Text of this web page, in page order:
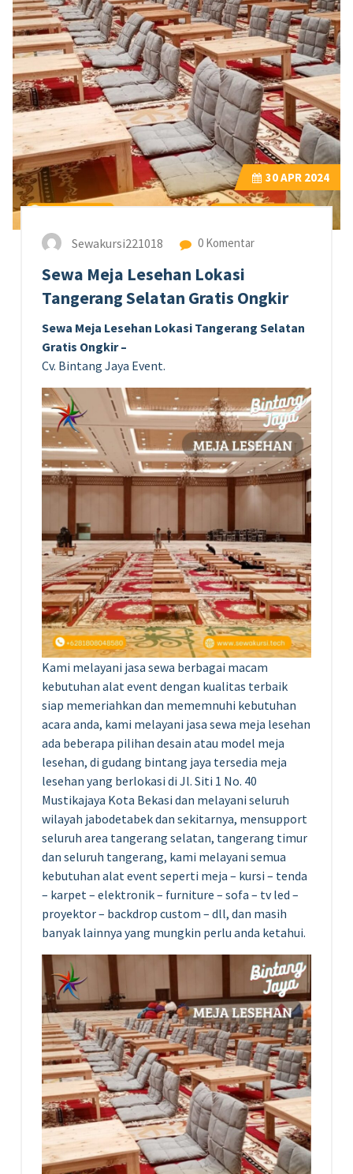
30APR 2024
Sewakursi221018 0 Komentar
Sewa Meja Lesehan Lokasi
Tangerang Selatan Gratis Ongkir
Sewa Meja Lesehan Lokasi Tangerang Selatan
Gratis Ongkir –
Cv. Bintang Jaya Event.
Kami melayani jasa sewa berbagai macam
kebutuhan alat event dengan kualitas terbaik
siap memeriahkan dan mememnuhi kebutuhan
acara anda, kami melayani jasa sewa meja lesehan
ada beberapa pilihan desain atau model meja
lesehan, di gudang bintang jaya tersedia meja
lesehan yang berlokasi di Jl. Siti 1 No. 40
Mustikajaya Kota Bekasi dan melayani seluruh
wilayah jabodetabek dan sekitarnya, mensupport
seluruh area tangerang selatan, tangerang timur
dan seluruh tangerang, kami melayani semua
kebutuhan alat event seperti meja – kursi – tenda
– karpet – elektronik – furniture – sofa – tv led –
proyektor – backdrop custom – dll, dan masih
banyak lainnya yang mungkin perlu anda ketahui.